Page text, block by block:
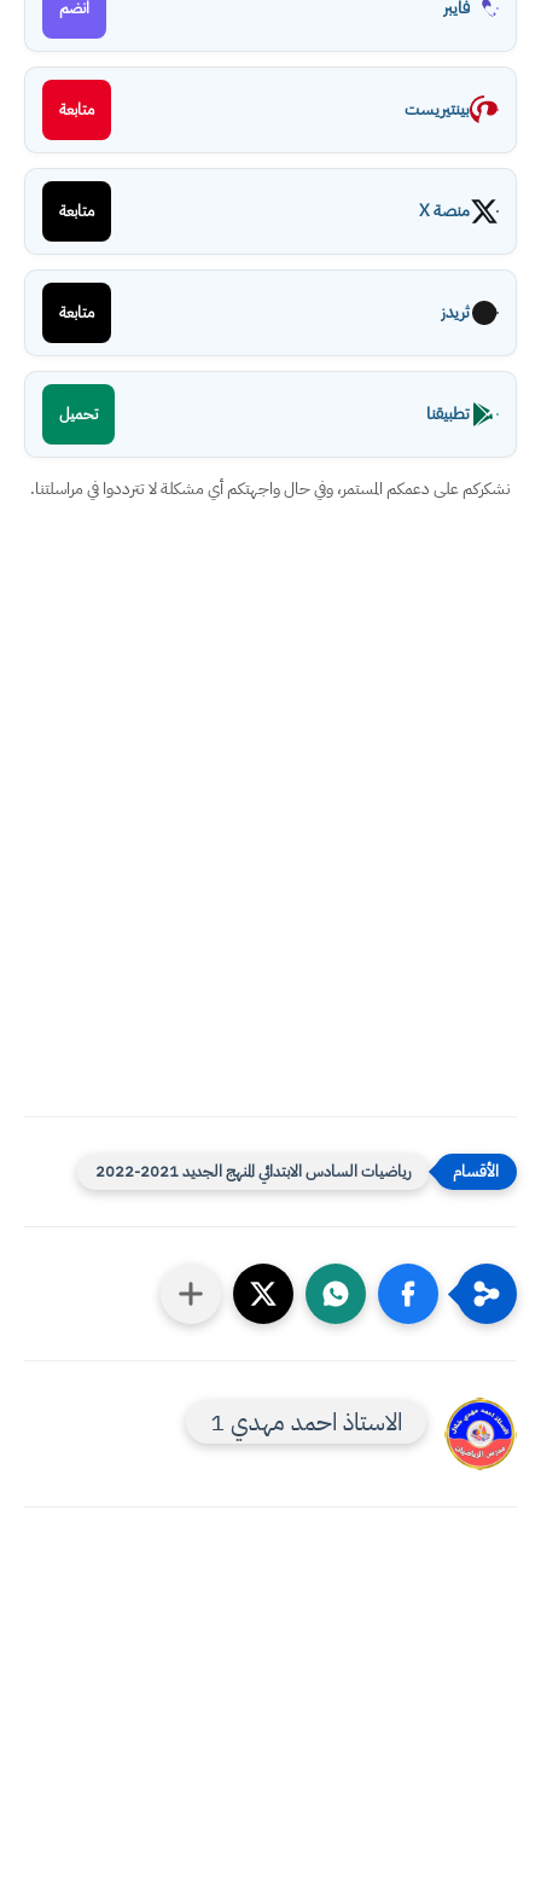
فايبر انضم
بينتيريست متابعة
منصة X متابعة
ثريدز متابعة
تطبيقنا تحميل
نشكركم على دعمكم المستمر، وفي حال واجهتكم أي مشكلة لا تترددوا في مراسلتنا.
رياضيات السادس الابتدائي المنهج الجديد 2021-2022
الاستاذ احمد مهدي 1